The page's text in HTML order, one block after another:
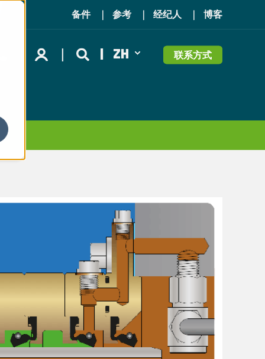
备件 参考 经纪人 博客
ZH 联系方式